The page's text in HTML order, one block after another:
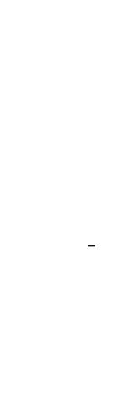
）中獲獎的
讓時間不再是抽
2025年推出的